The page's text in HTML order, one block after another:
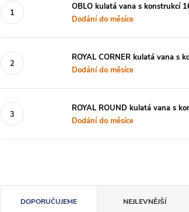
OBLO kulatá vana s konstrukcí
Dodání do měsíce
ROYAL CORNER kulatá vana s
Dodání do měsíce
ROYAL ROUND kulatá vana s
Dodání do měsíce
DOPORUČUJEME NEJLEVNĚJŠÍ